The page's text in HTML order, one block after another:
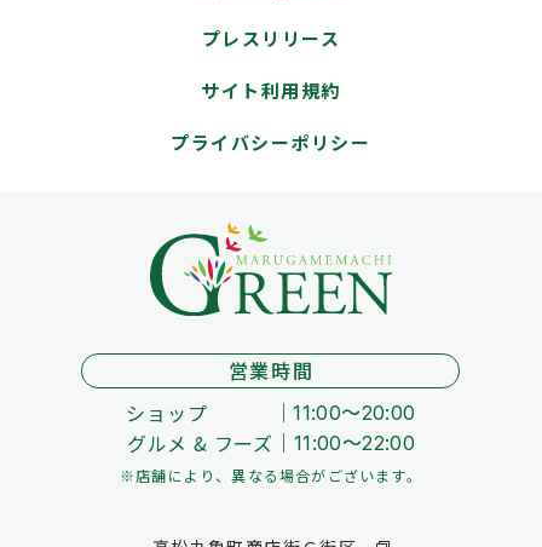
プレスリリース
サイト利用規約
プライバシーポリシー
営業時間
ショップ
11:00～20:00
グルメ & フーズ 11:00～22:00
※店舗により、異なる場合がございます。